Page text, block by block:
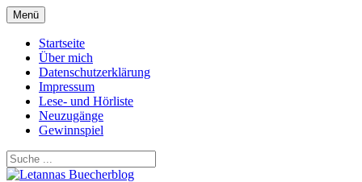
Zum
Inhalt
springen
Menü
Startseite
Über mich
Datenschutzerklärung
Impressum
Lese- und Hörliste
Neuzugänge
Gewinnspiel